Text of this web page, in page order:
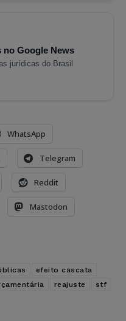
no Google News
jurídicas do Brasil
WhatsApp
Telegram
Reddit
Mastodon
efeito cascata
reajuste
stf